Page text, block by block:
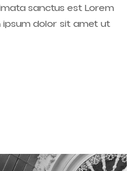
sanctus est Lorem
dolor sit amet ut